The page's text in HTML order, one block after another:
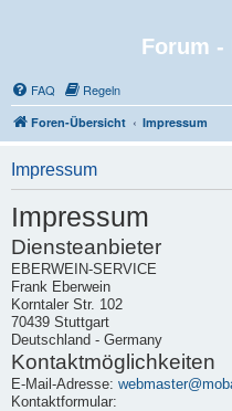
Forum -
FAQ Regeln
Foren-Übersicht Impressum
Impressum
Impressum
Diensteanbieter
EBERWEIN-SERVICE
Frank Eberwein
Korntaler Str. 102
70439 Stuttgart
Deutschland - Germany
Kontaktmöglichkeiten
E-Mail-Adresse:
Kontaktformular: